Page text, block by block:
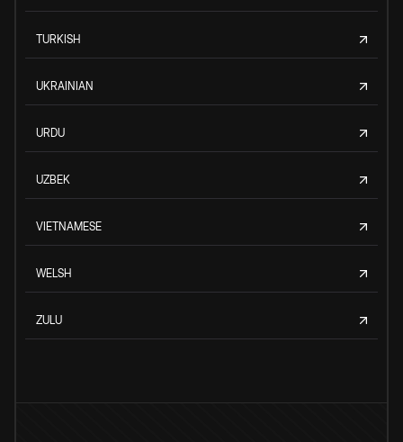
TURKISH
UKRAINIAN
URDU
UZBEK
VIETNAMESE
WELSH
ZULU